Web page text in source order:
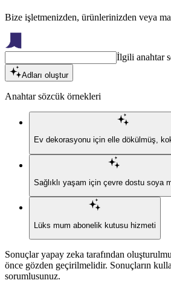
Bize işletmenizden, ürünlerinizden veya
İlgili anahtar
Adları oluştur
Anahtar sözcük örnekleri
Ev dekorasyonu için elle dökülmüş,
Sağlıklı yaşam için çevre dostu soya
Lüks mum abonelik kutusu hizmeti
Sonuçlar yapay zeka tarafından
önce gözden geçirilmelidir. Sonuçların
sorumlusunuz.